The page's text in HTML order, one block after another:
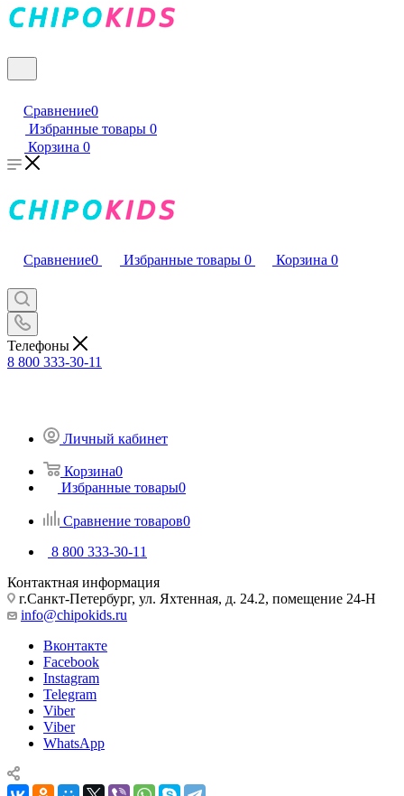
Сравнение0
Избранные товары 0
Корзина 0
Сравнение0 Избранные товары 0 Корзина 0
Телефоны
8 800 333-30-11
Личный кабинет
Корзина0
Избранные товары0
Сравнение товаров0
8 800 333-30-11
Контактная информация
г.Санкт-Петербург, ул. Яхтенная, д. 24.2, помещение 24-Н
info@chipokids.ru
Вконтакте
Facebook
Instagram
Telegram
Viber
Viber
WhatsApp